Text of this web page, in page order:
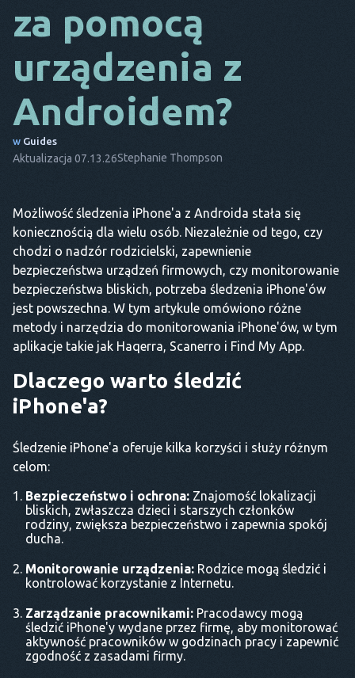
NL
ES
PT
za pomocą
urządzenia z
Androidem?
w Guides
Aktualizacja 07.13.26Stephanie Thompson
Możliwość śledzenia iPhone'a z Androida stała się
koniecznością dla wielu osób. Niezależnie od tego, czy
chodzi o nadzór rodzicielski, zapewnienie
bezpieczeństwa urządzeń firmowych, czy monitorowanie
bezpieczeństwa bliskich, potrzeba śledzenia iPhone'ów
jest powszechna. W tym artykule omówiono różne
metody i narzędzia do monitorowania iPhone'ów, w tym
aplikacje takie jak Haqerra, Scanerro i Find My App.
Dlaczego warto śledzić
iPhone'a?
Śledzenie iPhone'a oferuje kilka korzyści i służy różnym
celom:
Bezpieczeństwo i ochrona: Znajomość lokalizacji
bliskich, zwłaszcza dzieci i starszych członków
rodziny, zwiększa bezpieczeństwo i zapewnia spokój
ducha.
Monitorowanie urządzenia: Rodzice mogą śledzić i
kontrolować korzystanie z Internetu.
Zarządzanie pracownikami: Pracodawcy mogą
śledzić iPhone'y wydane przez firmę, aby monitorować
aktywność pracowników w godzinach pracy i zapewnić
zgodność z zasadami firmy.